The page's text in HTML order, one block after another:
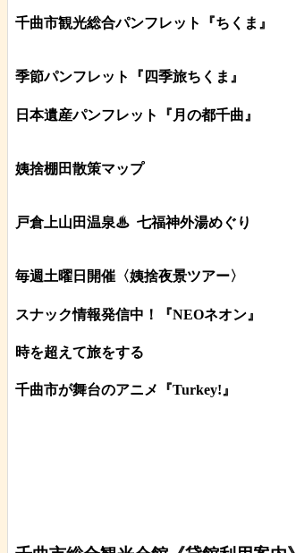
千曲市観光総合パンフレット 『ちくま 』
季節パンフレット『四季旅ちくま』
日本遺産パンフレット 『月の都千曲 』
姨捨棚田散策マップ
戸倉上山田温泉♨ 七福神外湯めぐり
毎週土曜日開催〈姨捨夜景ツアー〉
スナック情報発信中！『NEOネオン』
時を超えて旅をする
千曲市が舞台のアニメ『Turkey!』